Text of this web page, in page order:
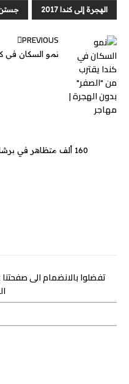
الهجرة إلى كندا 2017 جستن
PREVIOUS
نمو السكان في
160 ألف متظاهر في
تفضلوا بالانضمام الى